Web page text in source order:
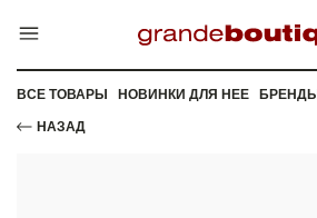
ВСЕ ТОВАРЫ НОВИНКИ ДЛЯ НЕЕ БРЕНДЫ
НАЗАД